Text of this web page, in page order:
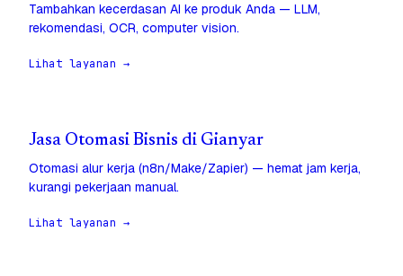
Tambahkan kecerdasan AI ke produk Anda — LLM,
rekomendasi, OCR, computer vision.
Lihat layanan →
Jasa Otomasi Bisnis di Gianyar
Otomasi alur kerja (n8n/Make/Zapier) — hemat jam kerja,
kurangi pekerjaan manual.
Lihat layanan →